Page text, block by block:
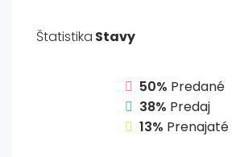
Štatistika Stavy
50% Predané
38% Predaj
13% Prenajaté